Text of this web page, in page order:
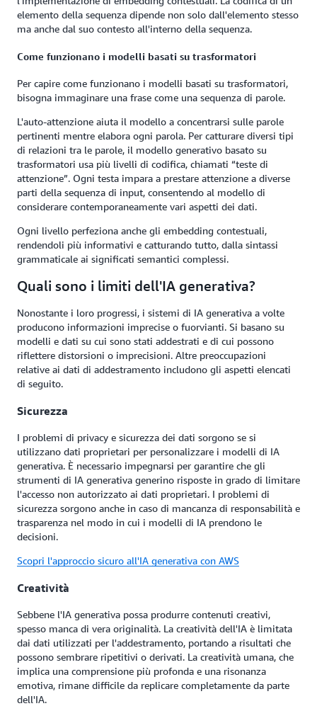
elemento della sequenza dipende non solo dall'elemento stesso
ma anche dal suo contesto all'interno della sequenza.
Come funzionano i modelli basati su trasformatori
Per capire come funzionano i modelli basati su trasformatori,
bisogna immaginare una frase come una sequenza di parole.
L'auto-attenzione aiuta il modello a concentrarsi sulle parole
pertinenti mentre elabora ogni parola. Per catturare diversi tipi
di relazioni tra le parole, il modello generativo basato su
trasformatori usa più livelli di codifica, chiamati “teste di
attenzione”. Ogni testa impara a prestare attenzione a diverse
parti della sequenza di input, consentendo al modello di
considerare contemporaneamente vari aspetti dei dati.
Ogni livello perfeziona anche gli embedding contestuali,
rendendoli più informativi e catturando tutto, dalla sintassi
grammaticale ai significati semantici complessi.
Quali sono i limiti dell'IA generativa?
Nonostante i loro progressi, i sistemi di IA generativa a volte
producono informazioni imprecise o fuorvianti. Si basano su
modelli e dati su cui sono stati addestrati e di cui possono
riflettere distorsioni o imprecisioni. Altre preoccupazioni
relative ai dati di addestramento includono gli aspetti elencati
di seguito.
Sicurezza
I problemi di privacy e sicurezza dei dati sorgono se si
utilizzano dati proprietari per personalizzare i modelli di IA
generativa. È necessario impegnarsi per garantire che gli
strumenti di IA generativa generino risposte in grado di limitare
l'accesso non autorizzato ai dati proprietari. I problemi di
sicurezza sorgono anche in caso di mancanza di responsabilità e
trasparenza nel modo in cui i modelli di IA prendono le
decisioni.
Scopri l'approccio sicuro all'IA generativa con AWS
Creatività
Sebbene l'IA generativa possa produrre contenuti creativi,
spesso manca di vera originalità. La creatività dell'IA è limitata
dai dati utilizzati per l'addestramento, portando a risultati che
possono sembrare ripetitivi o derivati. La creatività umana, che
implica una comprensione più profonda e una risonanza
emotiva, rimane difficile da replicare completamente da parte
dell'IA.